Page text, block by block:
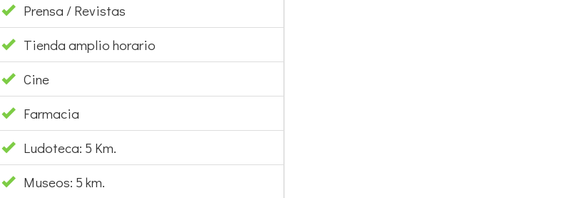
Prensa / Revistas
Tienda amplio horario
Cine
Farmacia
Ludoteca: 5 Km.
Museos: 5 km.